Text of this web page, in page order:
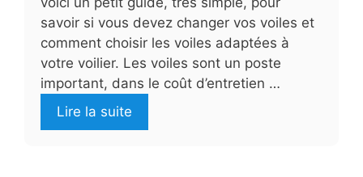
savoir si vous devez changer vos voiles et
comment choisir les voiles adaptées à
votre voilier. Les voiles sont un poste
important, dans le coût d’entretien …
Lire la suite